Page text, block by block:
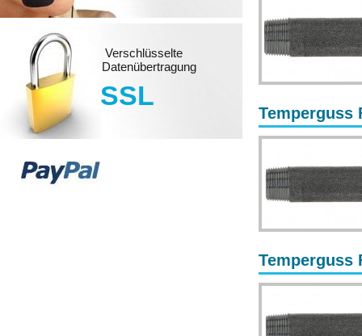
Temperguss
Temperguss
Verschlüsselte
Datenübertragung
SSL